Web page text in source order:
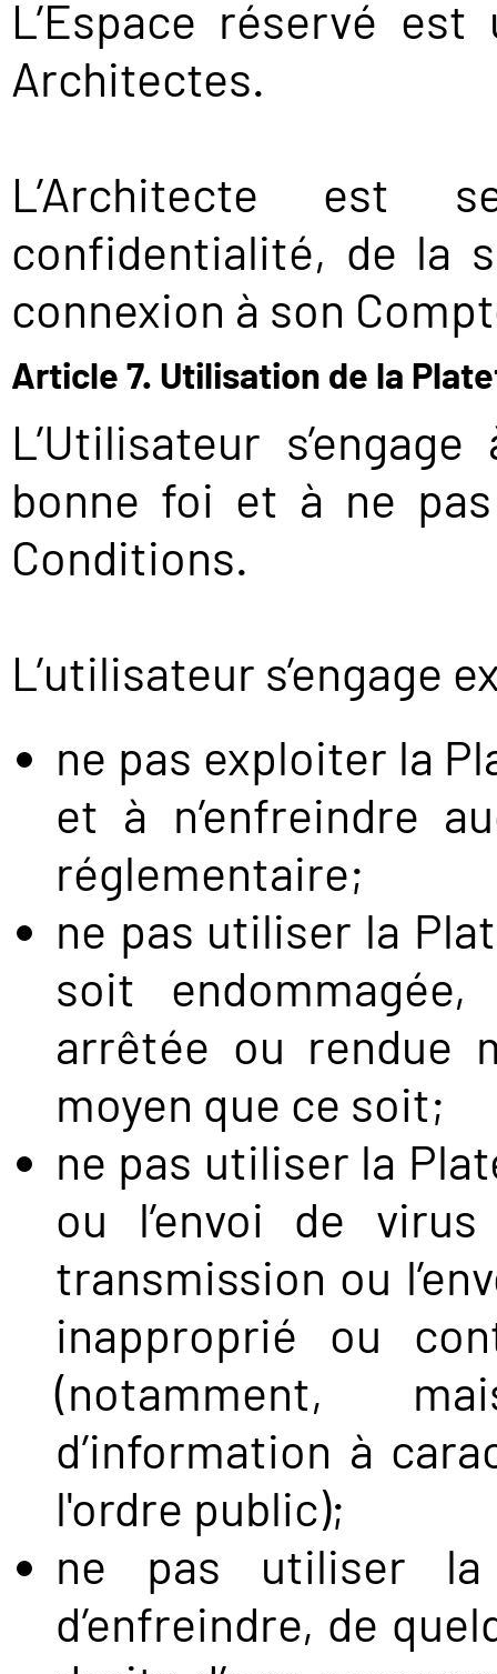
L’Espace réservé
Architectes.
L’Architecte est
confidentialité, de la
connexion à son
Article 7. Utilisation de la
L’Utilisateur
bonne foi et à ne
Conditions.
L’utilisateur s’engage
ne pas exploiter la
et à n’enfreindre
réglementaire;
ne pas utiliser la
soit
arrêtée ou rendue
moyen que ce soit;
ne pas utiliser la
ou l’envoi de
transmission ou
inapproprié ou
(notamment,
d’information à
l'ordre public);
ne pas utiliser
d’enfreindre, de